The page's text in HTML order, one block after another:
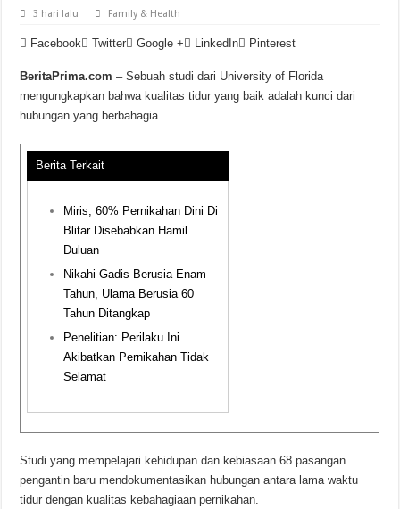
3 hari lalu Family & Health
Facebook Twitter Google + LinkedIn Pinterest
BeritaPrima.com – Sebuah studi dari University of Florida
mengungkapkan bahwa kualitas tidur yang baik adalah kunci dari
hubungan yang berbahagia.
Berita Terkait
Miris, 60% Pernikahan Dini Di
Blitar Disebabkan Hamil
Duluan
Nikahi Gadis Berusia Enam
Tahun, Ulama Berusia 60
Tahun Ditangkap
Penelitian: Perilaku Ini
Akibatkan Pernikahan Tidak
Selamat
Studi yang mempelajari kehidupan dan kebiasaan 68 pasangan
pengantin baru mendokumentasikan hubungan antara lama waktu
tidur dengan kualitas kebahagiaan pernikahan.